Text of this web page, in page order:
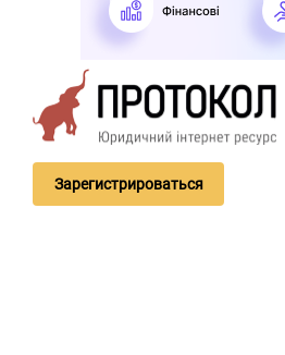
Зарегистрироваться